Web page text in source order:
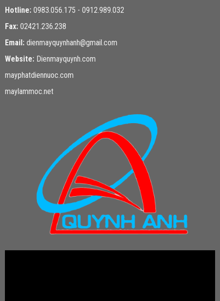
Hotline: 0983.056.175 - 0912.989.032
Fax: 02421.236.238
Email: dienmayquynhanh@gmail.com
Website: Dienmayquynh.com
mayphatdiennuoc.com
maylammoc.net